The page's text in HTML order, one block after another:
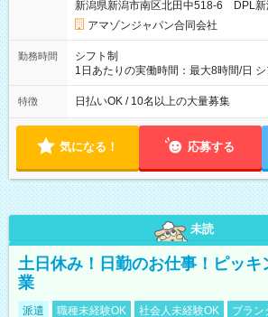
あり 試用期間の長さ：1週間 雇用形態
です。
新潟県新潟市南区北田中518-6 DPL新
アマゾンジャパン合同会社
勤務時間
シフト制
1日あたりの実働時間：最大8時間/日
特徴 日払いOK / 10名以上の大量募集
気になる！ 応募する
未読
土日休み！日勤のお仕事！ピッキ
業
派遣 職種未経験OK 社会人未経験OK
ブラン